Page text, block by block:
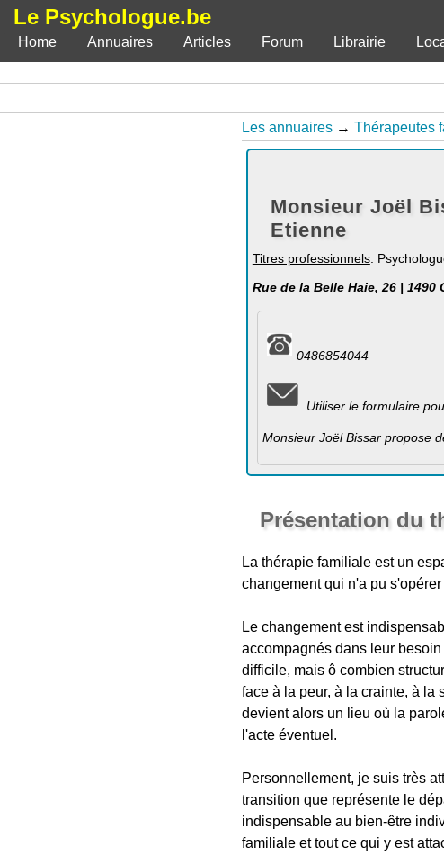
Le Psychologue.be
Home
Annuaires Articles Forum Librairie
Les annuaires → Thérapeutes
Monsieur Joël
Etienne
Titres professionnels:
Rue de la Belle Haie, 26 | 1490
0486854044
Utiliser le formulaire
Monsieur Joël Bissar propose
Présentation du
La thérapie familiale est un
changement qui n'a pu
Le changement est
accompagnés dans leur
difficile, mais ô combien
face à la peur, à la crainte, à la
devient alors un lieu où la
l'acte éventuel.
Personnellement, je suis très
transition que représente le
indispensable au bien-être
familiale et tout ce qui y est